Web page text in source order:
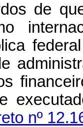
de
nº